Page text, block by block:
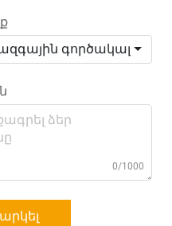
գործակալ
0/1000